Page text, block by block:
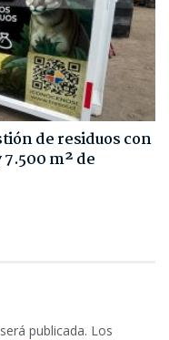
de residuos con
m² de
publicada. Los